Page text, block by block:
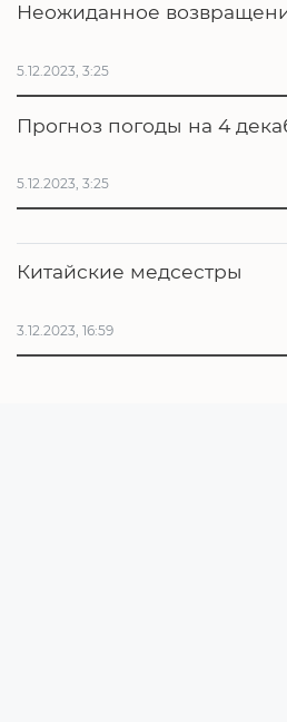
Неожиданное
5.12.2023, 3:25
Прогноз погоды на 4
5.12.2023, 3:25
Китайские медсестры
3.12.2023, 16:59